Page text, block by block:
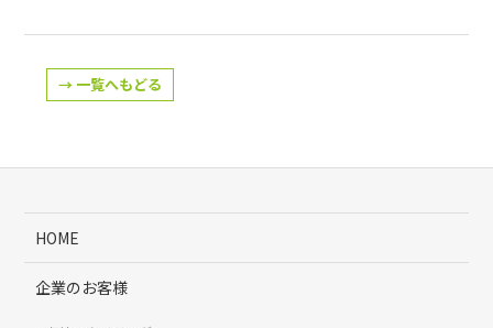
→ 一覧へもどる
HOME
企業のお客様